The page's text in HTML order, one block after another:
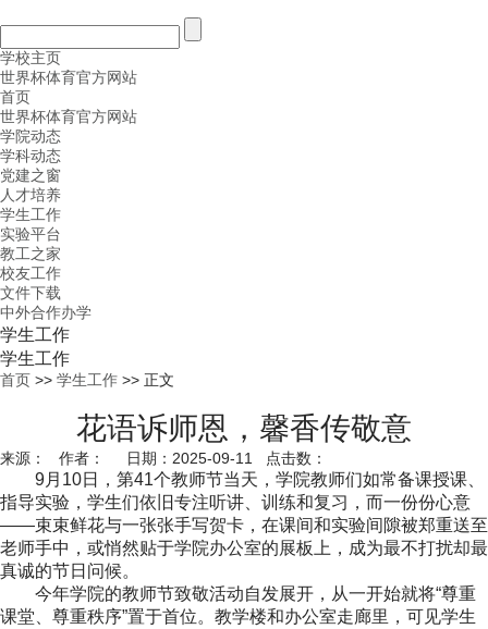
学校主页
世界杯体育官方网站
首页
世界杯体育官方网站
学院动态
学科动态
党建之窗
人才培养
学生工作
实验平台
教工之家
校友工作
文件下载
中外合作办学
学生工作
学生工作
首页 >> 学生工作 >> 正文
花语诉师恩，馨香传敬意
来源： 作者： 日期：2025-09-11 点击数：
9月 10日，第41个教师节当天，学院教师们如常备课授课、
指导实验，学生们依旧专注听讲、训练和复习，而一份份心意
——束束鲜花与一张张手写贺卡，在课间和实验间隙被郑重送至
老师手中，或悄然贴于学院办公室的展板上，成为最不打扰却最
真诚的节日问候。
今年学院的教师节致敬活动自发展开，从一开始就将“尊重
课堂、尊重秩序”置于首位。教学楼和办公室走廊里，可见学生